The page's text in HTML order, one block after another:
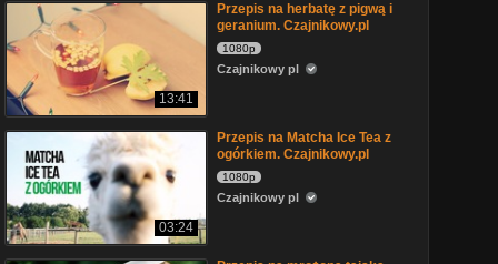
13:41
Przepis na herbatę z pigwą i
geranium. Czajnikowy.pl
1080p
Czajnikowy pl
03:24
Przepis na Matcha Ice Tea z
ogórkiem. Czajnikowy.pl
1080p
Czajnikowy pl